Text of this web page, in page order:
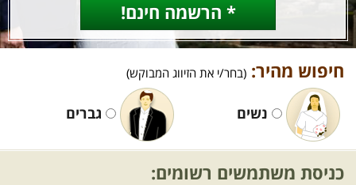
* הרשמה חינם!
חיפוש מהיר: (בחר/י את הזיווג המבוקש)
נשים גברים
כניסת משתמשים רשומים: